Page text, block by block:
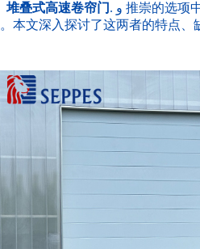
推崇的选项 و 堆叠式高速卷帘门 .
。本文深入探讨了这两者的特点、